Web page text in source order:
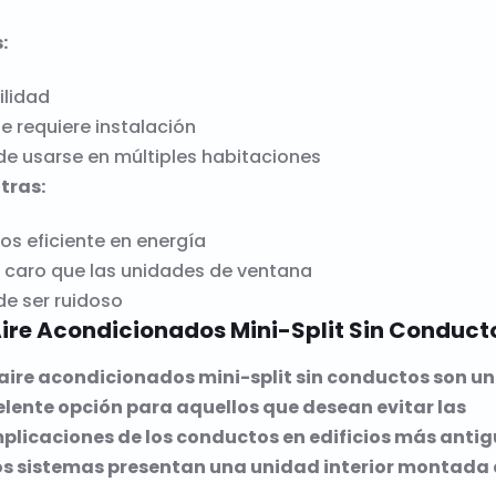
requiere instalación
usarse en múltiples habitaciones
eficiente en energía
caro que las unidades de ventana
ser ruidoso
Acondicionados Mini-Split Sin
acondicionados mini-split sin conductos son
opción para aquellos que desean evitar las
de los conductos en edificios más
sistemas presentan una unidad interior montada